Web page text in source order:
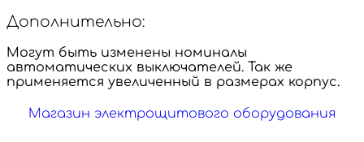
Дополнительно:
Могут быть изменены номиналы
автоматических выключателей. Так же
применяется увеличенный в размерах корпус.
Магазин электрощитового оборудования